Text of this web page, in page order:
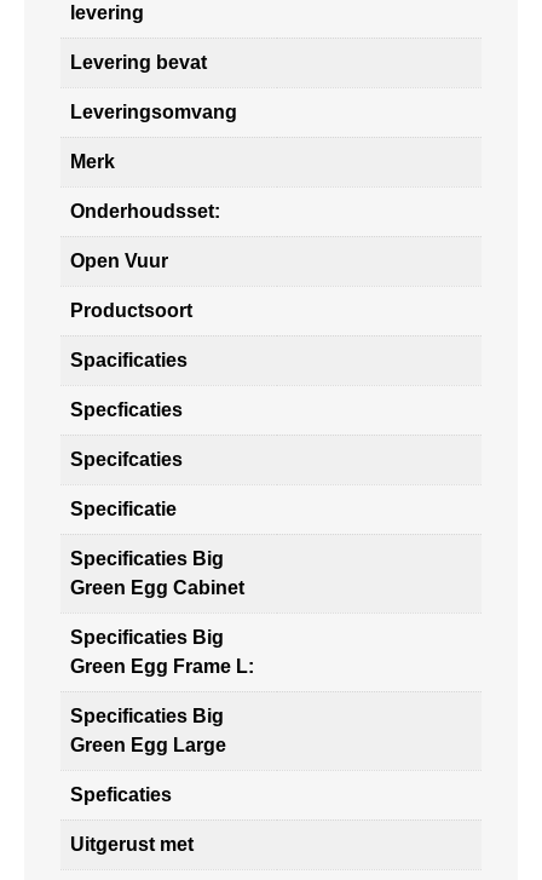
levering
Levering bevat
Leveringsomvang
Merk
Onderhoudsset:
Open Vuur
Productsoort
Spacificaties
Specficaties
Specifcaties
Specificatie
Specificaties Big
Green Egg Cabinet
Specificaties Big
Green Egg Frame L:
Specificaties Big
Green Egg Large
Speficaties
Uitgerust met